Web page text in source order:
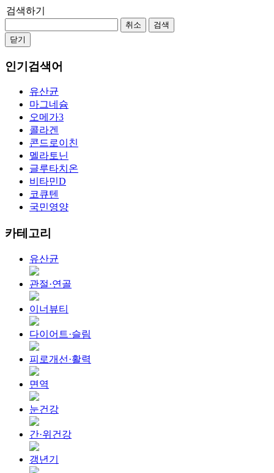
검색하기
취소
검색
닫기
인기검색어
유산균
마그네슘
오메가3
콜라겐
콘드로이친
멜라토닌
글루타치온
비타민D
코큐텐
국민영양
카테고리
유산균
관절·연골
이너뷰티
다이어트·슬림
피로개선·활력
면역
눈건강
간·위건강
갱년기